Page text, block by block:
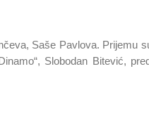
Saše Pavlova. Prijemu
Slobodan Bitević,